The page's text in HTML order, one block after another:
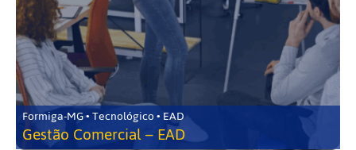
Formiga-MG • Tecnológico • EAD
Gestão Comercial – EAD